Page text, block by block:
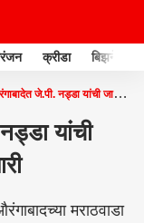
क्रीडा बिझनेस
जे.पी. नड्डा यांची जाहीर
यांची
मराठवाडा